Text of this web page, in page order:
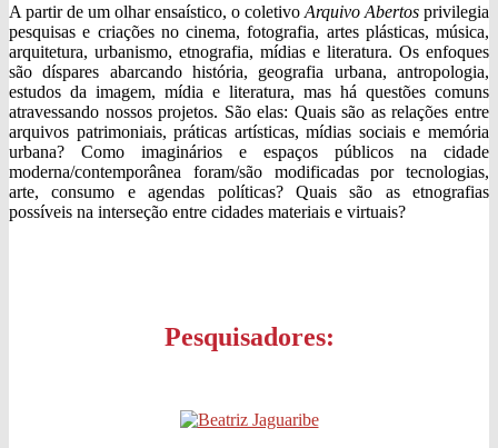
A partir de um olhar ensaístico, o coletivo Arquivo Abertos privilegia
pesquisas e criações no cinema, fotografia, artes plásticas, música,
arquitetura, urbanismo, etnografia, mídias e literatura. Os enfoques
são díspares abarcando história, geografia urbana, antropologia,
estudos da imagem, mídia e literatura, mas há questões comuns
atravessando nossos projetos. São elas: Quais são as relações entre
arquivos patrimoniais, práticas artísticas, mídias sociais e memória
urbana? Como imaginários e espaços públicos na cidade
moderna/contemporânea foram/são modificadas por tecnologias,
arte, consumo e agendas políticas? Quais são as etnografias
possíveis na interseção entre cidades materiais e virtuais?
Pesquisadores: